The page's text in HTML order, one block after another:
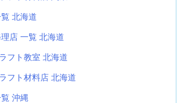
北海道
店 一覧 北海道
フト教室 北海道
フト材料店 北海道
沖縄